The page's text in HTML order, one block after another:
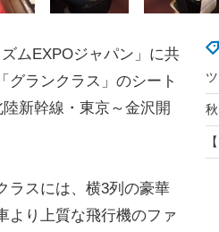
ムEXPOジャパン」に共
グランクラス」のシート
新幹線・東京～金沢開
ラスには、横3列の豪華
より上質な飛行機のファ